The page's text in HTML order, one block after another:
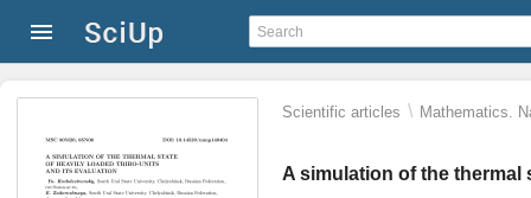
Scientific articles \ Mathematics.
A simulation of the